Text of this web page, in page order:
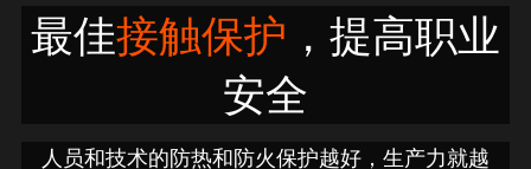
发电
团队风采
最佳接触保护 ，提高职业
安全
人员和技术的防热和防火保护越好，生产力就越